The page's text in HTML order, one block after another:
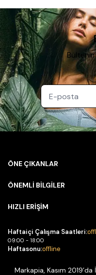
ÖNE ÇIKANLAR
ÖNEMLİ BİLGİLER
HIZLI ERİŞİM
Haftaiçi Çalışma Saatleri:
09:00 - 18:00
Haftasonu:offline
Markapia, Kasım